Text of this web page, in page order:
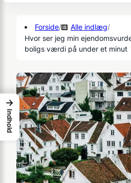
Forside/ Alle indlæg/
Hvor ser jeg min
boligs værdi på under et minut
→
Indhold